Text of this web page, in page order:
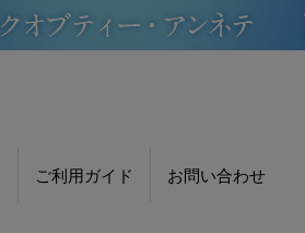
ご利用ガイド お問い合わせ